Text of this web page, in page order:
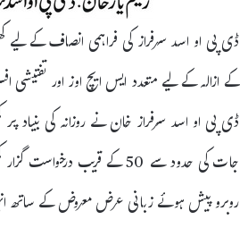
کے ازالہ کے لیے متعدد ایس ایچ اوز اور تفتیشی
ڈی پی او اسد سرفراز خان نے روزانہ کی بنیاد
جات کی حدود سے 50 کے
روبرو پیش ہوئے زبانی عرض معروض کے ساتھ